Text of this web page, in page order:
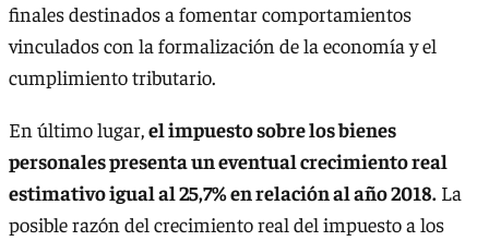
finales destinados a fomentar comportamientos
vinculados con la formalización de la economía y el
cumplimiento tributario.
En último lugar,el impuesto sobre los bienes
personales presenta un eventual crecimiento real
estimativo igual al 25,7% en relación al año 2018. La
posible razón del crecimiento real del impuesto a los